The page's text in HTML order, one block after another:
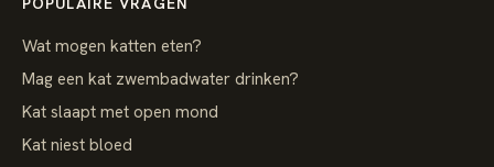
Wat mogen katten eten?
Mag een kat zwembadwater drinken?
Kat slaapt met open mond
Kat niest bloed